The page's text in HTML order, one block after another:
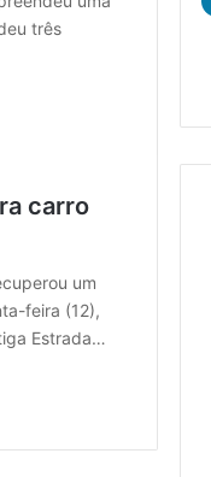
três
carro
um
feira (12),
Estrada…